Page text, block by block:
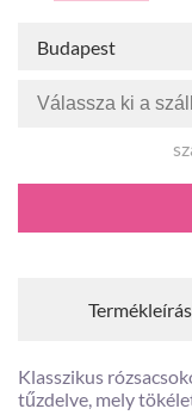
Budapest
Termékleírás
Klasszikus
tűzdelve, mely